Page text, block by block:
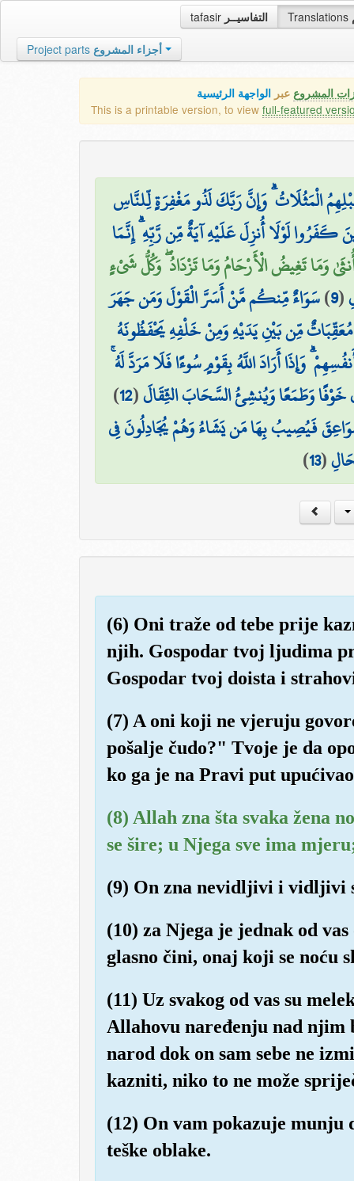
tafasir التفاسيــر Translations
Project parts أجزاء المشروع
المشروع عبر الواجهة الرئيسية
This is a printable version, to view full-featured
الْمَثُلَاتُ ۗ وَإِنَّ رَبَّكَ لَذُو مَغْفِرَةٍ لِّلنَّاسِ
كَفَرُوا لَوْلَا أُنزِلَ عَلَيْهِ آيَةٌ مِّن رَّبِّهِ ۗ إِنَّمَا
وَمَا تَغِيضُ الْأَرْحَامُ وَمَا تَزْدَادُ ۖ وَكُلُّ شَيْءٍ
(
9
)سَوَاءٌ مِّنكُم مَّنْ أَسَرَّ الْقَوْلَ وَمَن جَهَرَ
مِّن بَيْنِ يَدَيْهِ وَمِنْ خَلْفِهِ يَحْفَظُونَهُ
وَإِذَا أَرَادَ اللَّهُ بِقَوْمٍ سُوءًا فَلَا مَرَدَّ لَهُ
وَطَمَعًا وَيُنشِئُ السَّحَابَ الثِّقَالَ(
12
)
فَيُصِيبُ بِهَا مَن يَشَاءُ وَهُمْ يُجَادِلُونَ فِي
(
13
)
(6) Oni traže od tebe prije
njih. Gospodar tvoj ljudima
Gospodar tvoj doista i
(7) A oni koji ne vjeruju
pošalje čudo?" Tvoje je da
ko ga je na Pravi put
(8) Allah zna šta svaka žena
se šire; u Njega sve ima
(9) On zna nevidljivi i vidljivi
(10) za Njega je jednak od
glasno čini, onaj koji se noću
(11) Uz svakog od vas su
Allahovu naređenju nad
narod dok on sam sebe ne
kazniti, niko to ne može
(12) On vam pokazuje munju
teške oblake.